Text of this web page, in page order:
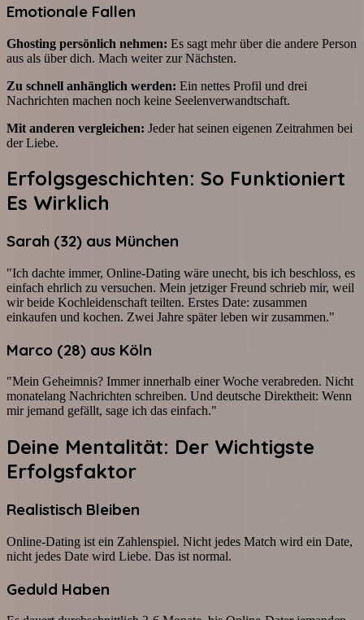
Emotionale Fallen
Ghosting persönlich nehmen: Es sagt mehr über die andere Person
aus als über dich. Mach weiter zur Nächsten.
Zu schnell anhänglich werden: Ein nettes Profil und drei
Nachrichten machen noch keine Seelenverwandtschaft.
Mit anderen vergleichen: Jeder hat seinen eigenen Zeitrahmen bei
der Liebe.
Erfolgsgeschichten: So Funktioniert
Es Wirklich
Sarah (32) aus München
"Ich dachte immer, Online-Dating wäre unecht, bis ich beschloss, es
einfach ehrlich zu versuchen. Mein jetziger Freund schrieb mir, weil
wir beide Kochleidenschaft teilten. Erstes Date: zusammen
einkaufen und kochen. Zwei Jahre später leben wir zusammen."
Marco (28) aus Köln
"Mein Geheimnis? Immer innerhalb einer Woche verabreden. Nicht
monatelang Nachrichten schreiben. Und deutsche Direktheit: Wenn
mir jemand gefällt, sage ich das einfach."
Deine Mentalität: Der Wichtigste
Erfolgsfaktor
Realistisch Bleiben
Online-Dating ist ein Zahlenspiel. Nicht jedes Match wird ein Date,
nicht jedes Date wird Liebe. Das ist normal.
Geduld Haben